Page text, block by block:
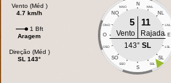
Vento (Méd )
4.7 km/h
1 Bft
Aragem
Direção (Méd )
SL 143°
N
NNO NNL
NO NL
ONO LNL
O E
OSO LSL
SO SL
SSO SSL
S
5 11
Vento
Rajada
143° SL